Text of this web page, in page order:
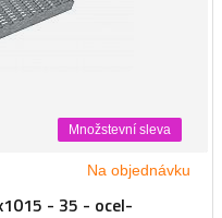
Množstevní sleva
Na objednávku
- 35 - ocel-